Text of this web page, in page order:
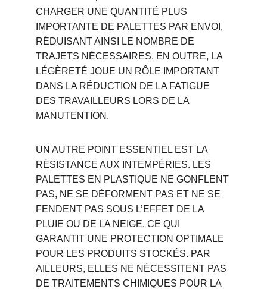
CHARGER UNE QUANTITÉ PLUS
IMPORTANTE DE PALETTES PAR ENVOI,
RÉDUISANT AINSI LE NOMBRE DE
TRAJETS NÉCESSAIRES. EN OUTRE, LA
LÉGÈRETÉ JOUE UN RÔLE IMPORTANT
DANS LA RÉDUCTION DE LA FATIGUE
DES TRAVAILLEURS LORS DE LA
MANUTENTION.
UN AUTRE POINT ESSENTIEL EST LA
RÉSISTANCE AUX INTEMPÉRIES. LES
PALETTES EN PLASTIQUE NE GONFLENT
PAS, NE SE DÉFORMENT PAS ET NE SE
FENDENT PAS SOUS L’EFFET DE LA
PLUIE OU DE LA NEIGE, CE QUI
GARANTIT UNE PROTECTION OPTIMALE
POUR LES PRODUITS STOCKÉS. PAR
AILLEURS, ELLES NE NÉCESSITENT PAS
DE TRAITEMENTS CHIMIQUES POUR LA